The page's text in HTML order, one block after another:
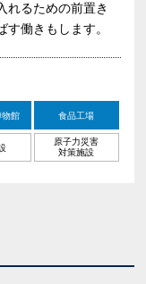
れるための前置き
働きもします。
物館 食品工場
原子力災害
対策施設